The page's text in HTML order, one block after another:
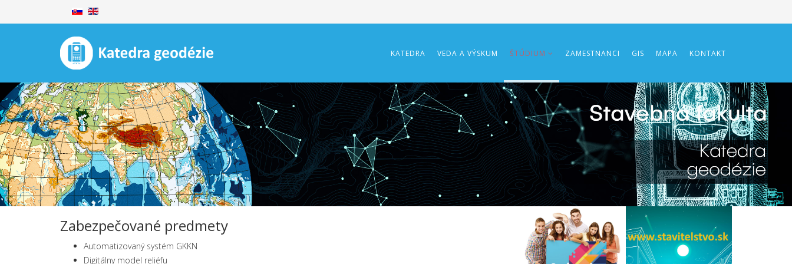
KATEDRA VEDA A VÝSKUM ŠTÚDIUM ZAMESTNANCI GIS MAPA KONTAKT
Zabezpečované predmety
Automatizovaný systém GKKN
Digitálny model reliéfu